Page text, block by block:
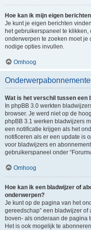
Hoe kan ik mijn eigen
Je kunt je eigen berichten
het gebruikerspaneel te
onderwerpen te zoeken moet je
nodige opties invullen.
Omhoog
Wat is het verschil tussen een
In phpBB 3.0 werkten
browser. Je werd niet op de
phpBB 3.1 werken bladwijzers
een notificatie krijgen als het
notificeren als er een update is
voor bladwijzers en
gebruikerspaneel onder
Omhoog
Hoe kan ik een bladwijzer of
onderwerpen?
Je kunt op de pagina van het
gereedschap” een bladwijzer of
boven- als onderaan de pagina
Het is ook mogelijk te